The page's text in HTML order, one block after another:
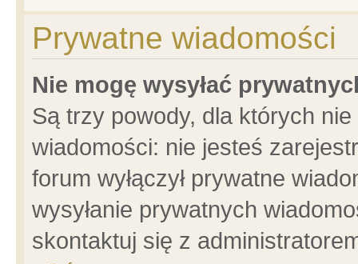
Prywatne wiadomości
Nie mogę wysyłać
Są trzy powody, dla których
wiadomości: nie jesteś
forum wyłączył prywatne
wysyłanie prywatnych
skontaktuj się z